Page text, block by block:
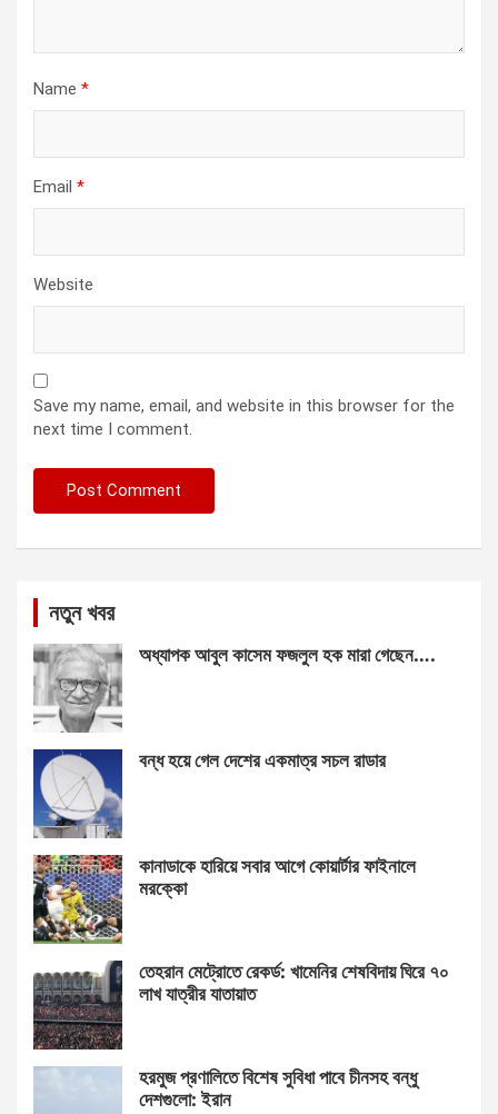
Name *
Email *
Website
Save my name, email, and website in this browser for the
next time I comment.
নতুন খবর
অধ্যাপক আবুল কাসেম ফজলুল হক মারা গেছেন….
বন্ধ হয়ে গেল দেশের একমাত্র সচল রাডার
কানাডাকে হারিয়ে সবার আগে কোয়ার্টার ফাইনালে
মরক্কো
তেহরান মেট্রোতে রেকর্ড: খামেনির শেষবিদায় ঘিরে ৭০
লাখ যাত্রীর যাতায়াত
হরমুজ প্রণালিতে বিশেষ সুবিধা পাবে চীনসহ বন্ধু
দেশগুলো: ইরান